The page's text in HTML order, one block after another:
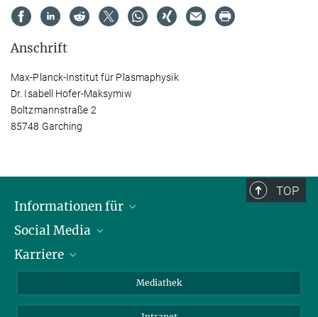
Anschrift
Max-Planck-Institut für Plasmaphysik
Dr. Isabell Hofer-Maksymiw
Boltzmannstraße 2
85748 Garching
TOP
Informationen für
Journalisten
Schule
Social Media
LinkedIn
Karriere
Mediathek